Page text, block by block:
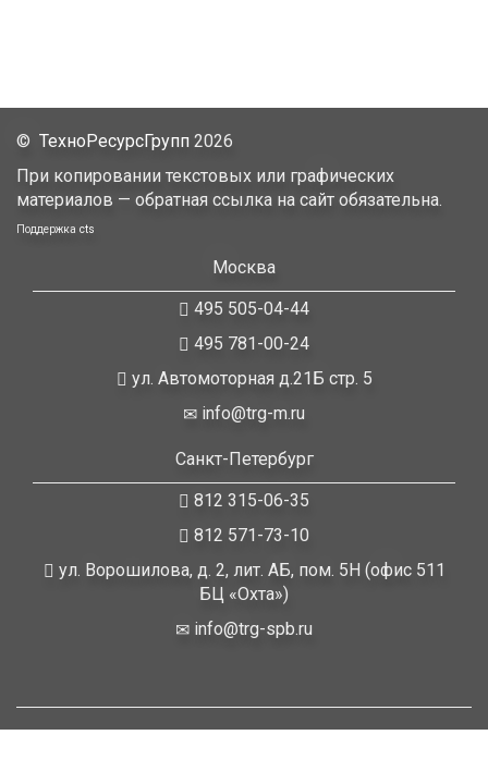
© ТехноРесурсГрупп 2026
При копировании текстовых или графических
материалов — обратная ссылка на сайт обязательна.
Поддержка cts
Москва
495 505-04-44
495 781-00-24
ул. Автомоторная д.21Б стр. 5
info@trg-m.ru
Санкт-Петербург
812 315-06-35
812 571-73-10
ул. Ворошилова, д. 2, лит. АБ, пом. 5Н (офис 511
БЦ «Охта»)
info@trg-spb.ru